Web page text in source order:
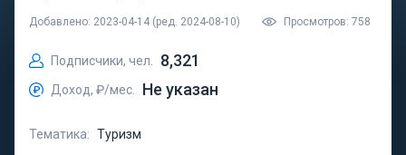
Добавлено: 2023-04-14 (ред. 2024-08-10) Просмотров: 758
Подписчики, чел. 8,321
Доход, ₽/мес. Не указан
Тематика: Туризм